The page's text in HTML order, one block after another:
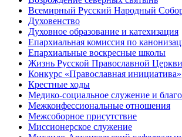
Всемирный Русский Народный
Духовенство
Духовное образование и катехизация
Епархиальная комиссия по
Епархиальные воскресные школы
Жизнь Русской Православной Церкви
Конкурс «Православная инициатива»
Крестные ходы
Медико-социальное служение и
Межконфессиональные отношения
Межсоборное присутствие
Миссионерское служение